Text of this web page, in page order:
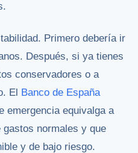
Primero debería ir
Después, si ya tienes
conservadores o a
El Banco de España
emergencia equivalga a
normales y que
y de bajo riesgo.